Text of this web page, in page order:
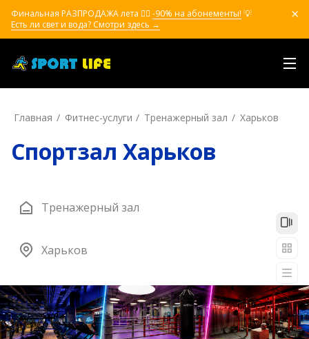
Финальная РАЗПРОДАЖА лета ❤️‍🔥 -90% на абонементы! 💡
Есть ли свет и вода? Смотри здесь →
Главная Фитнес-услуги Тренажерный зал Харьков
Спортзал Харьков
Тренажерный зал
Харьков